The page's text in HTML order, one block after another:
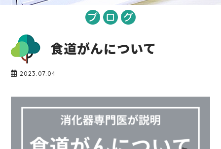
食道がんについて
2023.07.04